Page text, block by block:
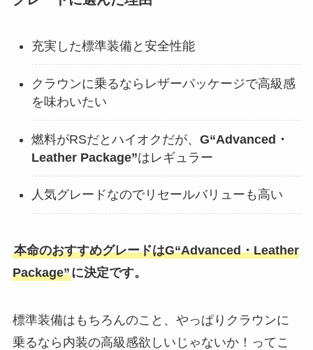
充実した標準装備と安全性能
クラウンに乗るならレザーパッケージで高級感
を味わいたい
燃料がRSだとハイオクだが、 G“Advanced・
Leather Package”はレギュラー
人気グレードなのでリセールバリューも高い
本命のおすすめグレードはG“Advanced・Leather
Package”に決定です。
標準装備はもちろんのこと、やっぱりクラウンに
乗るなら内装の高級感欲しいじゃないか！ってこ